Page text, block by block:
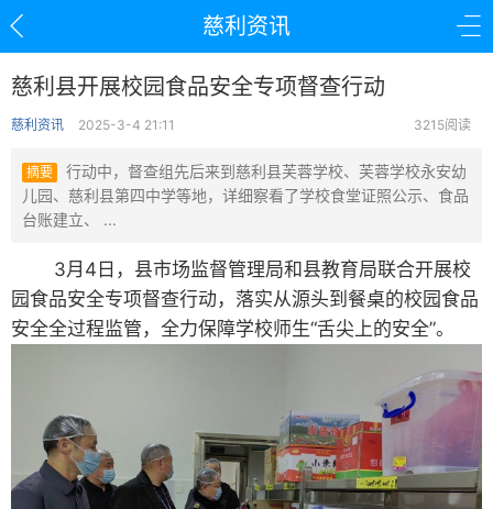
慈利资讯
慈利县开展校园食品安全专项督查行动
慈利资讯 2025-3-4 21:11 3215阅读
摘要
行动中，督查组先后来到慈利县芙蓉学校、芙蓉学校永安幼
儿园、慈利县第四中学等地，详细察看了学校食堂证照公示、食品
台账建立、 ...
3月4日，县市场监督管理局和县教育局联合开展校
园食品安全专项督查行动，落实从源头到餐桌的校园食品
安全全过程监管，全力保障学校师生“舌尖上的安全”。